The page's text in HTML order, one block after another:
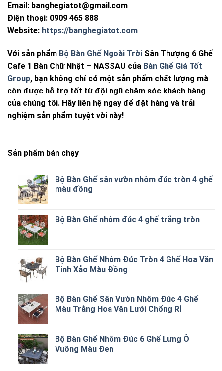
Email: banghegiatot@gmail.com
Điện thoại: 0909 465 888
Website: https://banghegiatot.com
Với sản phẩm Bộ Bàn Ghế Ngoài Trời Sân Thượng 6 Ghế
Cafe 1 Bàn Chữ Nhật – NASSAU của Bàn Ghế Giá Tốt
Group, bạn không chỉ có một sản phẩm chất lượng mà
còn được hỗ trợ tốt từ đội ngũ chăm sóc khách hàng
của chúng tôi. Hãy liên hệ ngay để đặt hàng và trải
nghiệm sản phẩm tuyệt vời này!
Sản phẩm bán chạy
Bộ Bàn Ghế sân vườn nhôm đúc tròn 4 ghế
màu đồng
Bộ Bàn Ghế nhôm đúc 4 ghế trắng tròn
Bộ Bàn Ghế Nhôm Đúc Tròn 4 Ghế Hoa Văn
Tinh Xảo Màu Đồng
Bộ Bàn Ghế Sân Vườn Nhôm Đúc 4 Ghế
Màu Trắng Hoa Văn Lưới Chống Rỉ
Bộ Bàn Ghế Nhôm Đúc 6 Ghế Lưng Ô
Vuông Màu Đen